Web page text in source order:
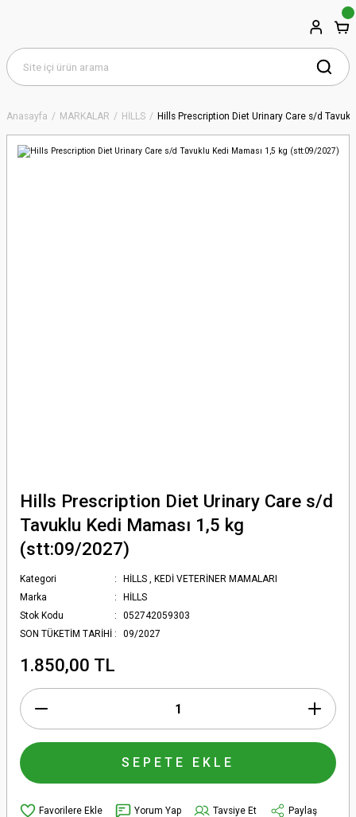
Anasayfa MARKALAR HİLLS Hills Prescription Diet Urinary Care s/d
Hills Prescription Diet Urinary Care s/d
Tavuklu Kedi Maması 1,5 kg
(stt:09/2027)
Kategori HİLLS , KEDİ VETERİNER MAMALARI
Marka
HİLLS
Stok Kodu
052742059303
SON TÜKETİM TARİHİ
09/2027
1.850,00 TL
SEPETE EKLE
Yorum Yap Tavsiye Et
Paylaş